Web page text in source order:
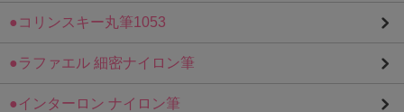
●コリンスキー丸筆1053
●ラファエル 細密ナイロン筆
●インターロン ナイロン筆